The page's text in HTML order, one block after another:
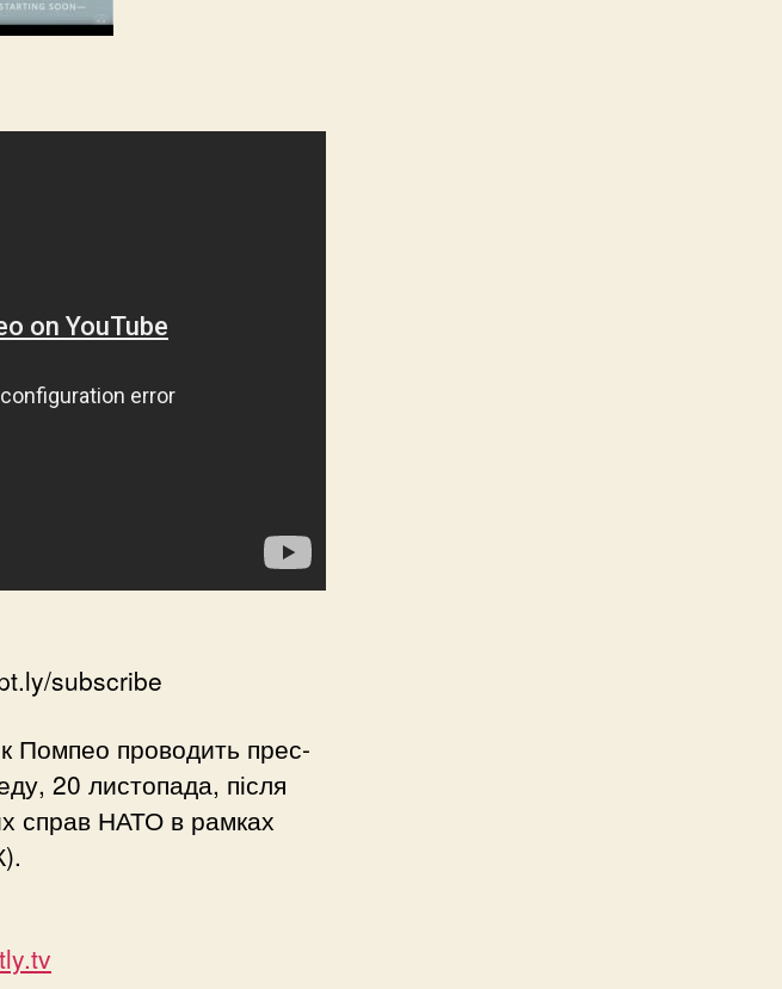
subscribe
проводить прес-
20 листопада, після
справ НАТО в рамках